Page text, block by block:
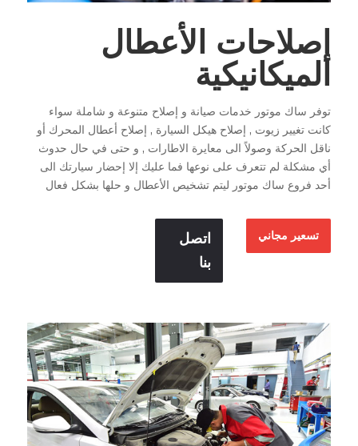
إصلاحات الأعطال
الميكانيكية
توفر ساك موتور خدمات صيانة و إصلاح متنوعة و شاملة سواء
كانت تغيير زيوت , إصلاح هيكل السيارة , إصلاح أعطال المحرك أو
ناقل الحركة وصولاً الى معايرة الاطارات , و حتى في حال حدوث
أي مشكلة لم تتعرف على نوعها فما عليك إلا إحضار سيارتك الى
أحد فروع ساك موتور ليتم تشخيص الأعطال و حلها بشكل فعال
تسعير مجاني
اتصل
بنا